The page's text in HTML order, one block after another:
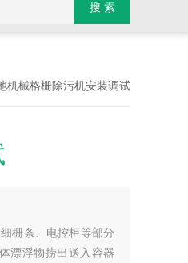
机械格栅除污机安装调试
栅条、电控柜等部分
漂浮物捞出送入容器